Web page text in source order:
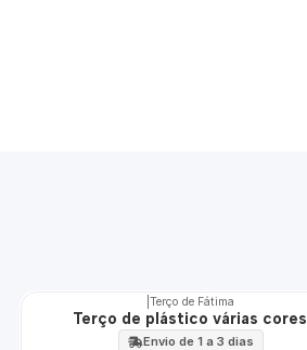
TOP
|Terço de Fátima
Terço de plástico várias cores
Envio de 1 a 3 dias